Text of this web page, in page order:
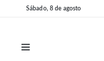
para
para
Sábado, 8 de agosto